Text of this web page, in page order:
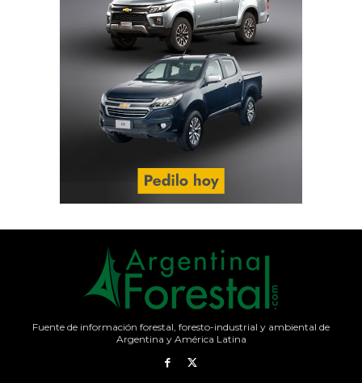
Fuente de información forestal, foresto-industrial y ambiental de
Argentina y América Latina